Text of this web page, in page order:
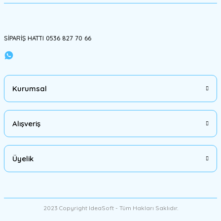
SİPARİŞ HATTI 0536 827 70 66
Kurumsal
Alışveriş
Üyelik
2023 Copyright IdeaSoft - Tüm Hakları Saklıdır.